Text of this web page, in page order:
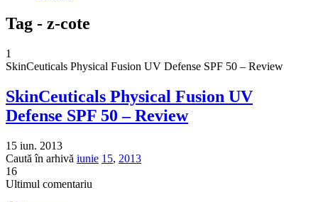
Tag - z-cote
1
SkinCeuticals Physical Fusion UV Defense SPF 50 – Review
SkinCeuticals Physical Fusion UV
Defense SPF 50 – Review
15 iun. 2013
Caută în arhivă iunie 15, 2013
16
Ultimul comentariu